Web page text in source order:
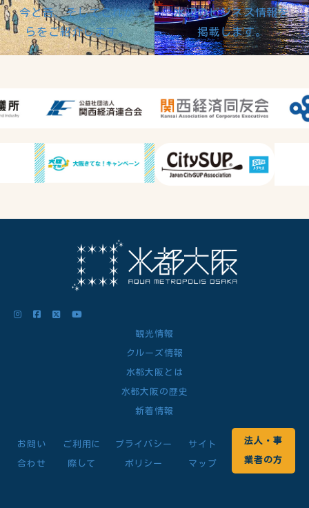
今と昔、そしてこれか
らをご紹介します。
水辺のビジネス情報を
掲載します。
観光情報
クルーズ情報
水都大阪とは
水都大阪の歴史
新着情報
お問い
合わせ
ご利用に
際して
プライバシー
ポリシー
サイト
マップ
法人・事
業者の方